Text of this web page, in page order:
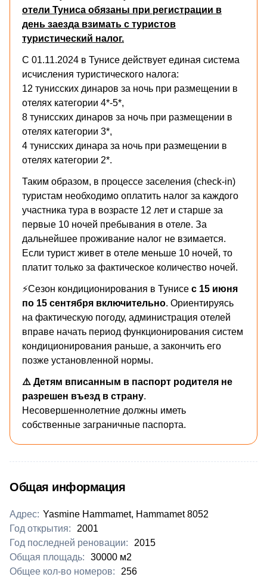
отели Туниса обязаны при регистрации в
день заезда взимать с туристов
туристический налог.
С 01.11.2024 в Тунисе действует единая система
исчисления туристического налога:
12 тунисских динаров за ночь при размещении в
отелях категории 4*-5*,
8 тунисских динаров за ночь при размещении в
отелях категории 3*,
4 тунисских динара за ночь при размещении в
отелях категории 2*.
Таким образом, в процессе заселения (check-in)
туристам необходимо оплатить налог за каждого
участника тура в возрасте 12 лет и старше за
первые 10 ночей пребывания в отеле. За
дальнейшее проживание налог не взимается.
Если турист живет в отеле меньше 10 ночей, то
платит только за фактическое количество ночей.
⚡Сезон кондиционирования в Тунисе с 15 июня
по 15 сентября включительно. Ориентируясь
на фактическую погоду, администрация отелей
вправе начать период функционирования систем
кондиционирования раньше, а закончить его
позже установленной нормы.
⚠️ Детям вписанным в паспорт родителя не
разрешен въезд в страну.
Несовершеннолетние должны иметь
собственные заграничные паспорта.
Общая информация
Адрес: Yasmine Hammamet, Hammamet 8052
Год открытия:
2001
Год последней реновации:
2015
Общая площадь:
30000 м2
Общее кол-во номеров:
256